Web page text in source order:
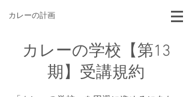
カレーの計画
カレーの学校【第13
期】受講規約